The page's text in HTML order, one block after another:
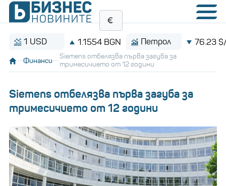
USD 1.1554 BGN Петрол 76.23 $/барел
Финанси
Siemens отбелязва първа загуба за
тримесичието от 12 години
Siemens отбелязва първа загуба за
тримесичието от 12 години